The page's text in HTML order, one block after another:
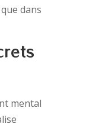
dans
mental